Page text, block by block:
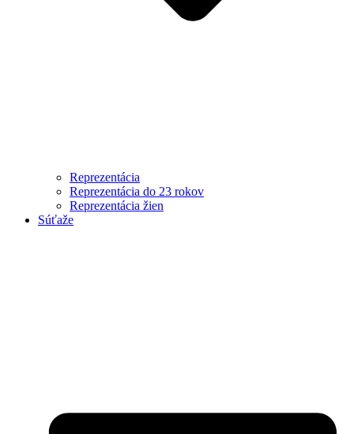
Reprezentácia
Reprezentácia do 23 rokov
Reprezentácia žien
Súťaže